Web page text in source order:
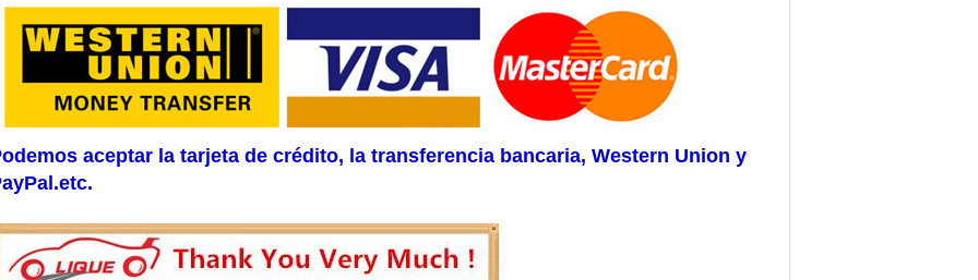
aceptar la tarjeta de crédito, la transferencia bancaria, Western Union y